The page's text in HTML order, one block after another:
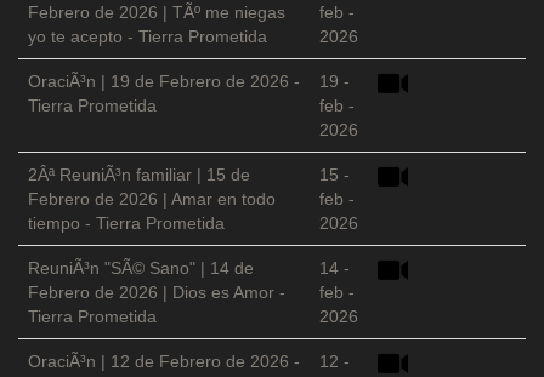
Febrero de 2026 | TÃº me niegas
yo te acepto - Tierra Prometida
feb -
2026
OraciÃ³n | 19 de Febrero de 2026 -
Tierra Prometida
19 -
feb -
2026
2Âª ReuniÃ³n familiar | 15 de
Febrero de 2026 | Amar en todo
tiempo - Tierra Prometida
15 -
feb -
2026
ReuniÃ³n "SÃ© Sano" | 14 de
Febrero de 2026 | Dios es Amor -
Tierra Prometida
14 -
feb -
2026
OraciÃ³n | 12 de Febrero de 2026 -
12 -